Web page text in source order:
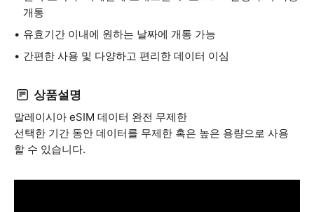
개통
유효기간 이내에 원하는 날짜에 개통 가능
간편한 사용 및 다양하고 편리한 데이터 이심
상품설명
말레이시아 eSIM 데이터 완전 무제한
선택한 기간 동안 데이터를 무제한 혹은 높은 용량으로 사용
할 수 있습니다.